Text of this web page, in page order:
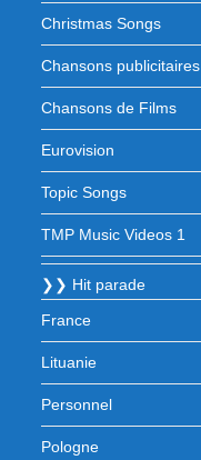
Christmas Songs
Chansons publicitaires
Chansons de Films
Eurovision
Topic Songs
TMP Music Videos 1
❯❯ Hit parade
France
Lituanie
Personnel
Pologne